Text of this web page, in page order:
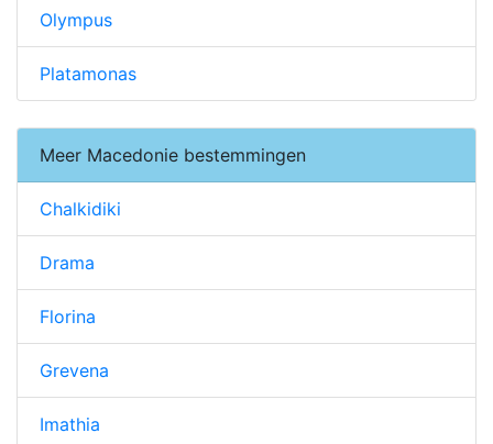
Olympus
Platamonas
Meer Macedonie bestemmingen
Chalkidiki
Drama
Florina
Grevena
Imathia